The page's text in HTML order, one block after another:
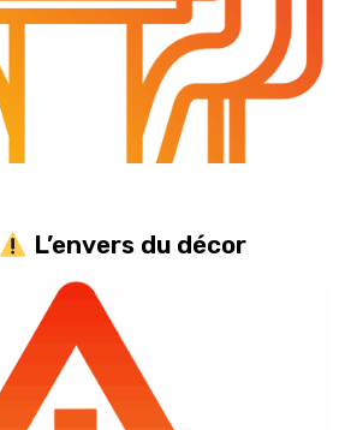
L’envers du décor